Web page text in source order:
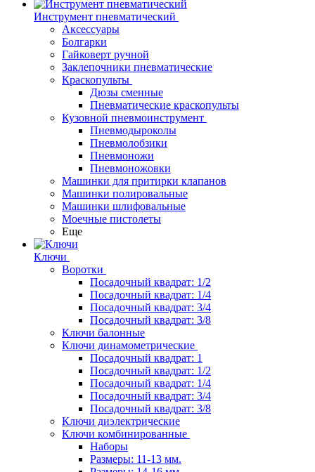
Инструмент пневматический
Аксессуары
Болгарки
Гайковерт ручной
Заклепочники пневматические
Краскопульты
Дюзы сменные
Пневматические краскопульты
Кузовной пневмоинструмент
Пневмодыроколы
Пневмолобзики
Пневмоножи
Пневмоножовки
Машинки для притирки клапанов
Машинки полировальные
Машинки шлифовальные
Моечные пистолеты
Еще
Ключи
Воротки
Посадочный квадрат: 1/2
Посадочный квадрат: 1/4
Посадочный квадрат: 3/4
Посадочный квадрат: 3/8
Ключи балонные
Ключи динамометрические
Посадочный квадрат: 1
Посадочный квадрат: 1/2
Посадочный квадрат: 1/4
Посадочный квадрат: 3/4
Посадочный квадрат: 3/8
Ключи диэлектрические
Ключи комбинированные
Наборы
Размеры: 11-13 мм.